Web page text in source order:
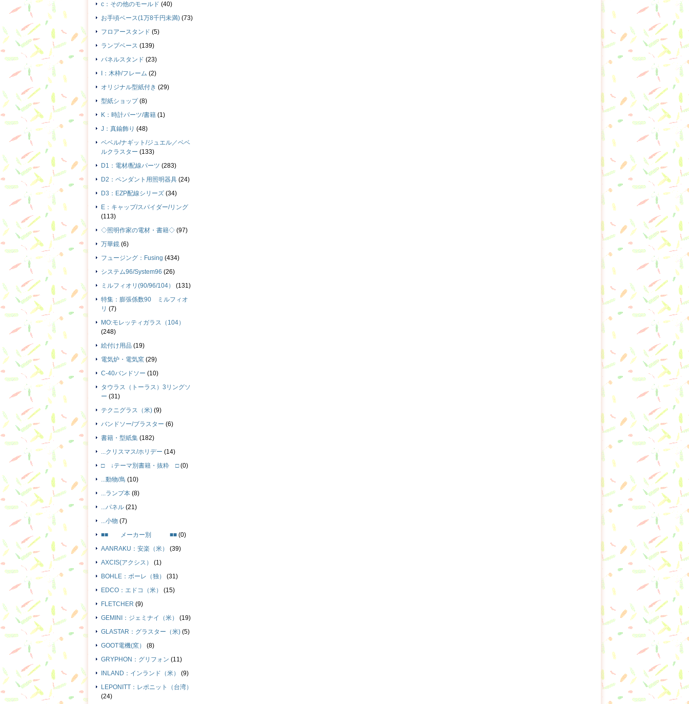
c：その他のモールド (40)
お手頃ベース(1万8千円未満) (73)
フロアースタンド (5)
ランプベース (139)
パネルスタンド (23)
I：木枠/フレーム (2)
オリジナル型紙付き (29)
型紙ショップ (8)
K：時計パーツ/書籍 (1)
J：真鍮飾り (48)
ベベル/ナギット/ジュエル／ベベ
ルクラスター (133)
D1：電材/配線パーツ (283)
D2：ペンダント用照明器具 (24)
D3：EZP配線シリーズ (34)
E：キャップ/スパイダー/リング
(113)
◇照明作家の電材・書籍◇ (97)
万華鏡 (6)
フュージング：Fusing (434)
システム96/System96 (26)
ミルフィオリ(90/96/104）
(131)
特集：膨張係数90 ミルフィオ
リ (7)
MO:モレッティガラス（104）
(248)
絵付け用品 (19)
電気炉・電気窯 (29)
C-40バンドソー (10)
タウラス（トーラス）3リングソ
ー (31)
テクニグラス（米) (9)
バンドソー/ブラスター (6)
書籍・型紙集 (182)
...クリスマス/ホリデー (14)
□ ↓テーマ別書籍・抜粋 □ (0)
...動物/鳥 (10)
...ランプ本 (8)
...パネル (21)
...小物 (7)
■■ メーカー別 ■■ (0)
AANRAKU：安楽（米）
(39)
AXCIS(アクシス）
(1)
BOHLE：ボーレ（独）
(31)
EDCO：エドコ（米）
(15)
FLETCHER (9)
GEMINI：ジェミナイ（米）
(19)
GLASTAR：グラスター（米) (5)
GOOT電機(窯）
(8)
GRYPHON：グリフォン (11)
INLAND：インランド（米）
(9)
LEPONITT：レポニット（台湾）
(24)